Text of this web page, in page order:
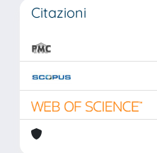
Citazioni